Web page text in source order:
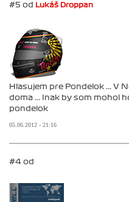
#5 od Lukáš Droppan
Hlasujem pre Pondelok ... V
doma ... Inak by som mohol
pondelok
05.06.2012 - 21:16
#4 od